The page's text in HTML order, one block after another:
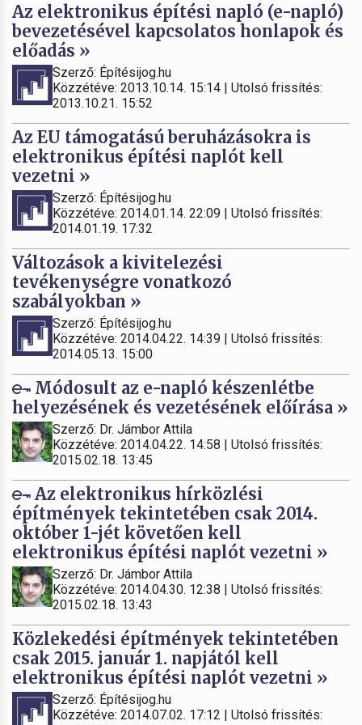
Az elektronikus építési napló (e-napló)
bevezetésével kapcsolatos honlapok és
előadás »
Szerző: Építésijog.hu
Közzétéve: 2013.10.14. 15:14 | Utolsó frissítés:
2013.10.21. 15:52
Az EU támogatású beruházásokra is
elektronikus építési naplót kell
vezetni »
Szerző: Építésijog.hu
Közzétéve: 2014.01.14. 22:09 | Utolsó frissítés:
2014.01.19. 17:32
Változások a kivitelezési
tevékenységre vonatkozó
szabályokban »
Szerző: Építésijog.hu
Közzétéve: 2014.04.22. 14:39 | Utolsó frissítés:
2014.05.13. 15:00
Módosult az e-napló készenlétbe
helyezésének és vezetésének előírása »
Szerző: Dr. Jámbor Attila
Közzétéve: 2014.04.22. 14:58 | Utolsó frissítés:
2015.02.18. 13:45
Az elektronikus hírközlési
építmények tekintetében csak 2014.
október 1-jét követően kell
elektronikus építési naplót vezetni »
Szerző: Dr. Jámbor Attila
Közzétéve: 2014.04.30. 12:38 | Utolsó frissítés:
2015.02.18. 13:43
Közlekedési építmények tekintetében
csak 2015. január 1. napjától kell
elektronikus építési naplót vezetni »
Szerző: Építésijog.hu
Közzétéve: 2014.07.02. 17:12 | Utolsó frissítés: